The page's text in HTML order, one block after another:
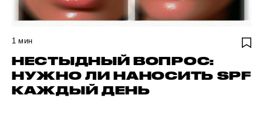
1 мин
НЕСТЫДНЫЙ ВОПРОС:
НУЖНО ЛИ НАНОСИТЬ SPF
КАЖДЫЙ ДЕНЬ